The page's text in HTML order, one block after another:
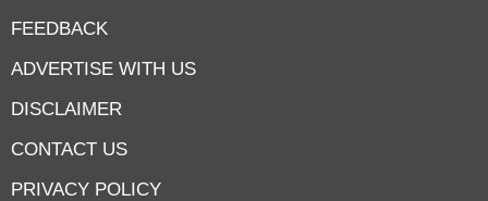
FEEDBACK
ADVERTISE WITH US
DISCLAIMER
CONTACT US
PRIVACY POLICY